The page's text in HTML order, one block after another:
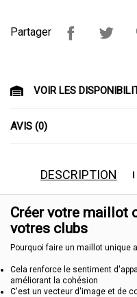
Partager
VOIR LES
AVIS (0)
DESCRIPTION
Créer votre maillot
votres clubs
Pourquoi faire un maillot unique
Cela renforce le sentiment
améliorant la cohésion
C'est un vecteur d'image et de